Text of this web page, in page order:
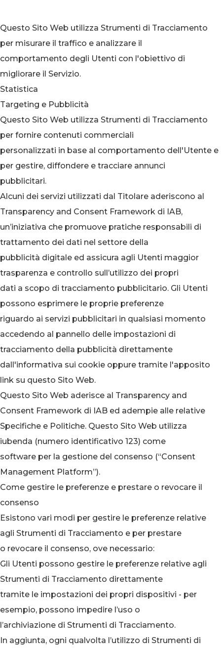
Questo Sito Web utilizza Strumenti di Tracciamento
per misurare il traffico e analizzare il
comportamento degli Utenti con l'obiettivo di
migliorare il Servizio.
Statistica
Targeting e Pubblicità
Questo Sito Web utilizza Strumenti di Tracciamento
per fornire contenuti commerciali
personalizzati in base al comportamento dell'Utente e
per gestire, diffondere e tracciare annunci
pubblicitari.
Alcuni dei servizi utilizzati dal Titolare aderiscono al
Transparency and Consent Framework di IAB,
un’iniziativa che promuove pratiche responsabili di
trattamento dei dati nel settore della
pubblicità digitale ed assicura agli Utenti maggior
trasparenza e controllo sull’utilizzo dei propri
dati a scopo di tracciamento pubblicitario. Gli Utenti
possono esprimere le proprie preferenze
riguardo ai servizi pubblicitari in qualsiasi momento
accedendo al pannello delle impostazioni di
tracciamento della pubblicità direttamente
dall'informativa sui cookie oppure tramite l'apposito
link su questo Sito Web.
Questo Sito Web aderisce al Transparency and
Consent Framework di IAB ed adempie alle relative
Specifiche e Politiche. Questo Sito Web utilizza
iubenda (numero identificativo 123) come
software per la gestione del consenso (“Consent
Management Platform”).
Come gestire le preferenze e prestare o revocare il
consenso
Esistono vari modi per gestire le preferenze relative
agli Strumenti di Tracciamento e per prestare
o revocare il consenso, ove necessario:
Gli Utenti possono gestire le preferenze relative agli
Strumenti di Tracciamento direttamente
tramite le impostazioni dei propri dispositivi - per
esempio, possono impedire l’uso o
l’archiviazione di Strumenti di Tracciamento.
In aggiunta, ogni qualvolta l’utilizzo di Strumenti di